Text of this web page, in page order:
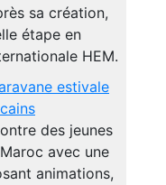
sa création,
étape en
HEM.
estivale
des jeunes
avec une
animations,